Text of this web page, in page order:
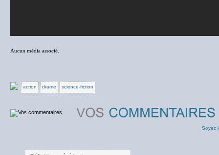
Aucun média associé.
action drame science-fiction
Soyez